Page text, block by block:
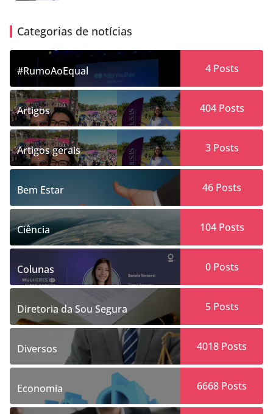
Categorias de notícias
#RumoAoEqual 4Posts
Artigos 404Posts
Artigos gerais 3Posts
Bem Estar 46 Posts
Ciência 104Posts
Colunas 0Posts
Diretoria da Sou Segura 5Posts
Diversos 4018 Posts
Economia 6668 Posts